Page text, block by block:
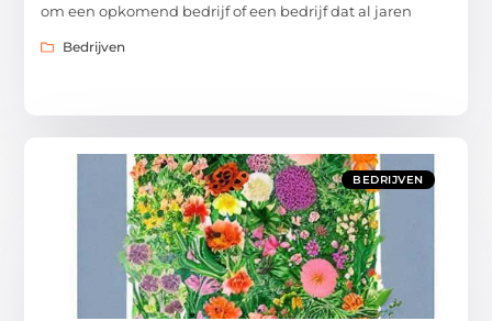
om een opkomend bedrijf of een bedrijf dat al jaren
Bedrijven
BEDRIJVEN